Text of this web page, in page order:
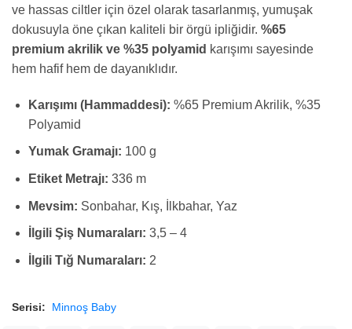
ve hassas ciltler için özel olarak tasarlanmış, yumuşak
dokusuyla öne çıkan kaliteli bir örgü ipliğidir. %65
premium akrilik ve %35 polyamid karışımı sayesinde
hem hafif hem de dayanıklıdır.
Karışımı (Hammaddesi): %65 Premium Akrilik, %35
Polyamid
Yumak Gramajı: 100 g
Etiket Metrajı: 336 m
Mevsim: Sonbahar, Kış, İlkbahar, Yaz
İlgili Şiş Numaraları: 3,5 – 4
İlgili Tığ Numaraları: 2
Serisi: Minnoş Baby